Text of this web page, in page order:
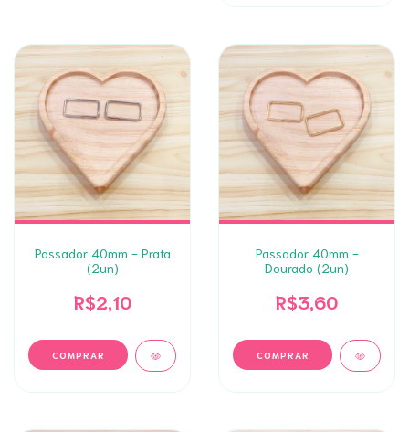
Passador 40mm - Prata
(2un)
R$2,10
Passador 40mm -
Dourado (2un)
R$3,60